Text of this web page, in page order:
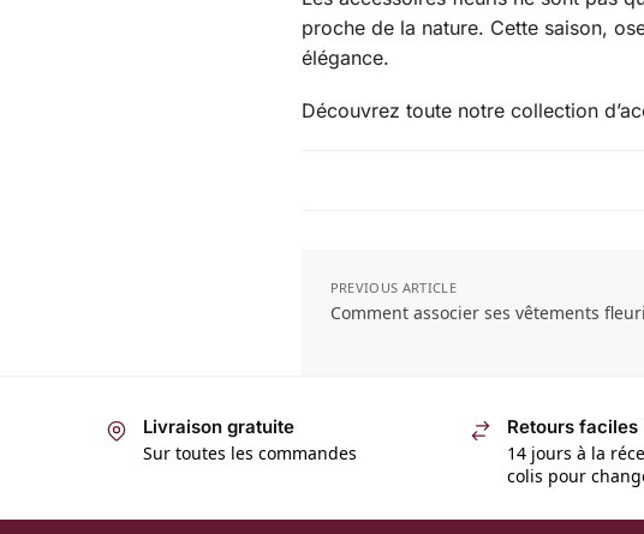
proche de la nature. Cette saison,
élégance.
Découvrez toute notre collection
PREVIOUS ARTICLE
Comment associer ses vêtements
Livraison gratuite
Sur toutes les commandes
Retours faciles
14 jours à la
colis pour